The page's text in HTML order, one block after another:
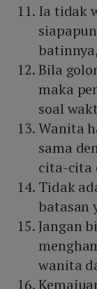
Ia tidak
Bila
maka
soal
Wanita
sama
cita-cita
Tidak
batasan
Jangan
wanita